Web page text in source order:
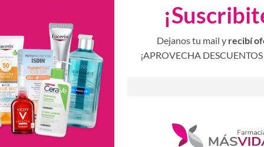
Dejanos tu mail y recibí
¡APROVECHA
Productos Relacionados